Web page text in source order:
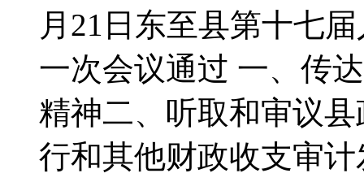
月21日东至县第十七
一次会议通过 一、传
精神二、听取和审议
行和其他财政收支审